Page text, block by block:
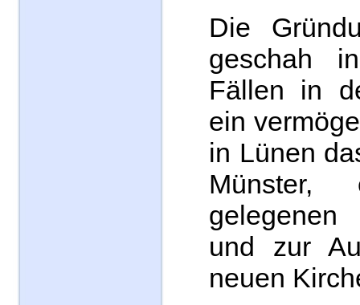
Die
geschah
Fällen in
ein
in Lünen
Münster,
und zur
neuen